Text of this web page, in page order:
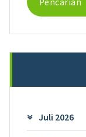
untuk:
Juli 2026